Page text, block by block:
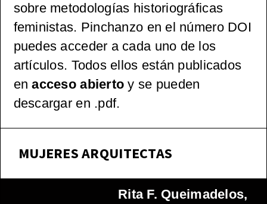
español
a, 1965-
2000
sobre metodologías historiográficas
feministas. Pinchanzo en el número DOI
puedes acceder a cada uno de los
artículos. Todos ellos están publicados
enacceso abierto y se pueden
descargar en .pdf.
MUJERES ARQUITECTAS
Rita F. Queimadelos,